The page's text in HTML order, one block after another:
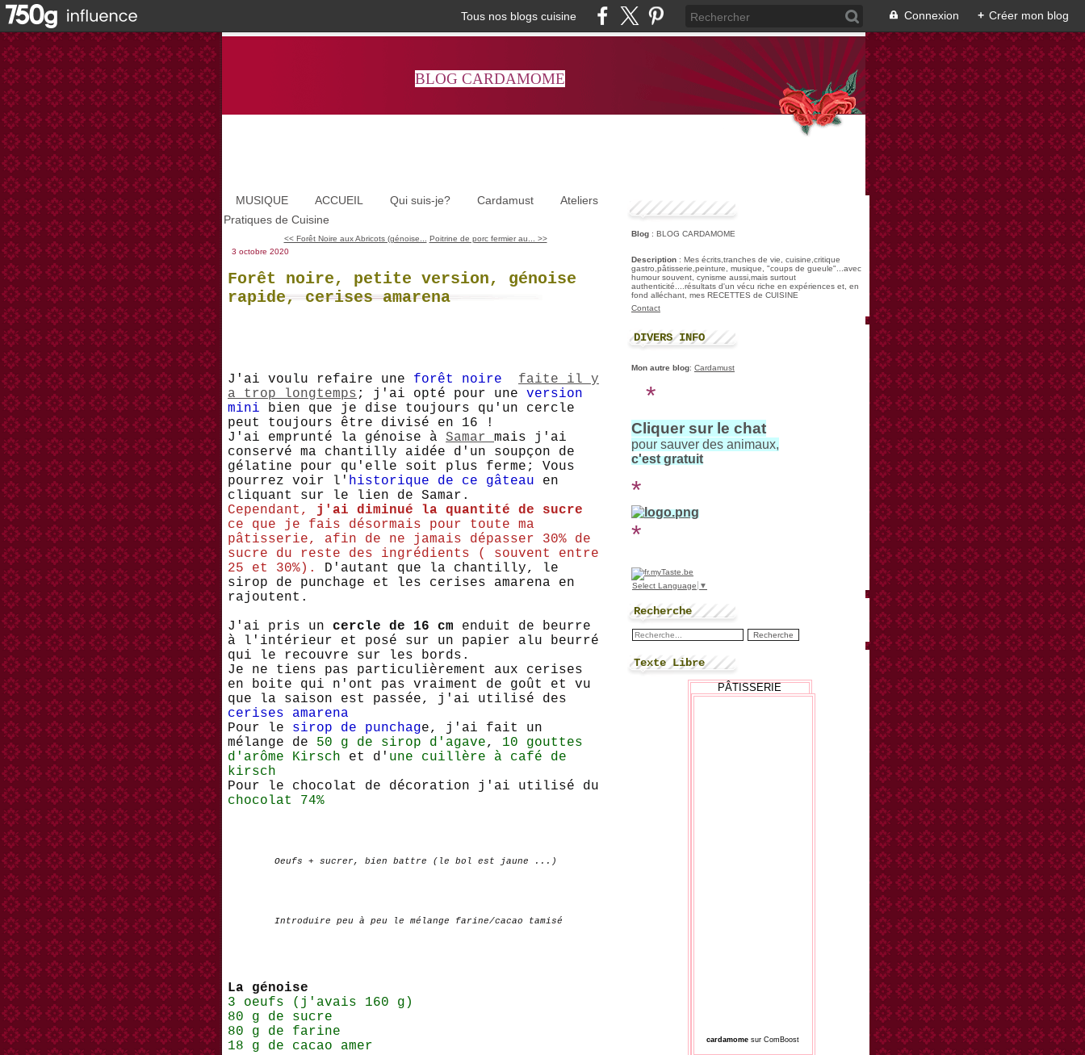
Tous nos blogs cuisine Connexion + Créer mon blog
BLOG CARDAMOME
MUSIQUE ACCUEIL Qui suis-je? Cardamust
Ateliers
Pratiques de Cuisine
<< Forêt Noire aux Abricots (génoise...
Poitrine de porc fermier au... >>
3 octobre 2020
Forêt noire, petite version, génoise
rapide, cerises amarena
J'ai voulu refaire une forêt noire
faite il y
a trop longtemps ; j'ai opté pour une version
mini bien que je dise toujours qu'un cercle
peut toujours être divisé en 16 !
J'ai emprunté la génoise à Samar mais j'ai
conservé ma chantilly aidée d'un soupçon de
gélatine pour qu'elle soit plus ferme; Vous
pourrez voir l' historique de ce gâteau en
cliquant sur le lien de Samar.
Cependant, j'ai diminué la quantité de sucre
ce que je fais désormais pour toute ma
pâtisserie, afin de ne jamais dépasser 30% de
sucre du reste des ingrédients ( souvent entre
25 et 30%).
D'autant que la chantilly, le
sirop de punchage et les cerises amarena en
rajoutent.
J'ai pris un cercle de 16 cm enduit de beurre
à l'intérieur et posé sur un papier alu beurré
qui le recouvre sur les bords.
Je ne tiens pas particulièrement aux cerises
en boite qui n'ont pas vraiment de goût et vu
que la saison est passée, j'ai utilisé des
cerises amarena
Pour le sirop de punchage, j'ai fait un
mélange de 50 g de sirop d'agave, 10 gouttes
d'arôme Kirsch et d' une cuillère à café de
kirsch
Pour le chocolat de décoration j'ai utilisé du
chocolat 74%
Oeufs + sucrer, bien battre (le bol est jaune ...)
Introduire peu à peu le mélange farine/cacao tamisé
La génoise
3 oeufs (j'avais 160 g)
80 g de sucre
80 g de farine
18 g de cacao amer
Blog : BLOG CARDAMOME
Description : Mes écrits,tranches de vie, cuisine,critique
gastro,pâtisserie,peinture, musique, "coups de gueule"...avec
humour souvent, cynisme aussi,mais surtout
authenticité....résultats d'un vécu riche en expériences et, en
fond alléchant, mes RECETTES de CUISINE
Contact
DIVERS INFO
Mon autre blog: Cardamust
*
Cliquer sur le chat
pour sauver des animaux,
c'est gratuit
*
*
Select Language ▼
Recherche
Texte Libre
PÂTISSERIE
cardamome sur ComBoost